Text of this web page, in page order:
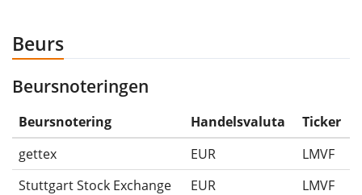
Beurs
Beursnoteringen
Beursnotering Handelsvaluta
Ticker
gettex
EUR
LMVF
Stuttgart Stock Exchange
EUR
LMVF